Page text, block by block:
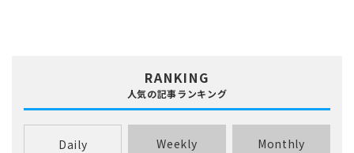
RANKING
人気の記事ランキング
Daily Weekly Monthly